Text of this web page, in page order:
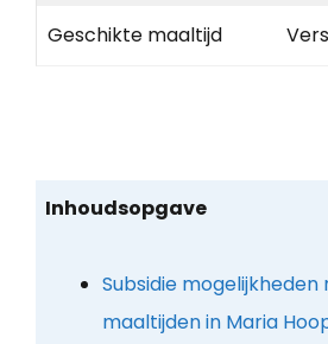
Geschikte maaltijd
Inhoudsopgave
Subsidie mogelijkheden
maaltijden in Maria